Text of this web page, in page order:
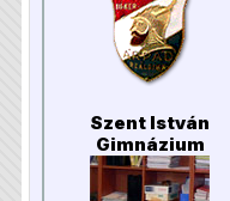
Szent István
Gimnázium